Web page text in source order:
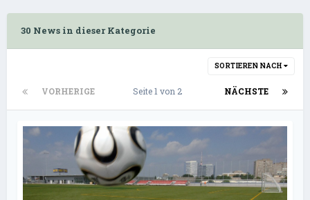
30 News in dieser Kategorie
SORTIEREN NACH
VORHERIGE NÄCHSTE
Seite 1 von 2